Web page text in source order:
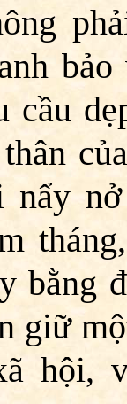
cầu
nẩy
bằng
giữ
hội,